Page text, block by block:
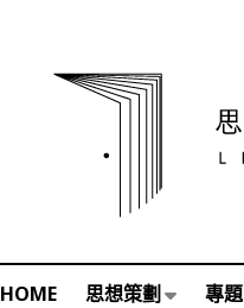
HOME 思想策劃 專題